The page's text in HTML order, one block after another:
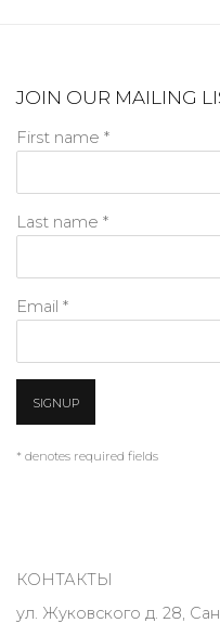
JOIN OUR MAILING
First name *
Last name *
Email *
SIGNUP
* denotes required fields
КОНТАКТЫ
ул. Жуковского д. 28,